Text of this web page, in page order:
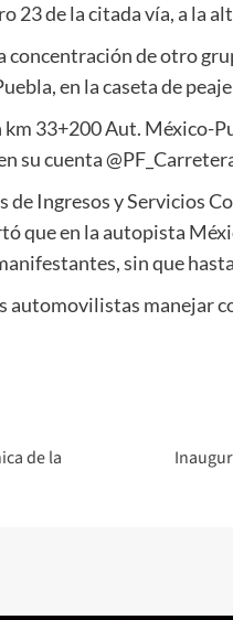
23 de la citada vía, a la
concentración de otro
en la caseta de
km 33+200 Aut. México-
su cuenta
de Ingresos y Servicios
que en la autopista
sin que
automovilistas manejar
de la